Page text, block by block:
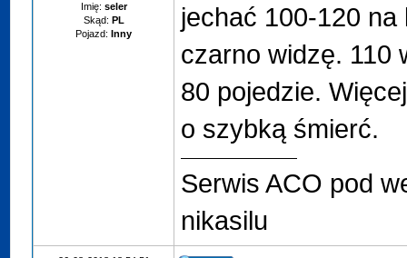
Imię: seler
Skąd: PL
Pojazd: Inny
jechać 100-120 na
czarno widzę. 110
80 pojedzie.
o szybką śmierć.
Serwis ACO pod
nikasilu